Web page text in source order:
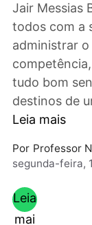
posse na
Jair
todos com
administrar
tudo bom
Leia mais
Por
segunda-